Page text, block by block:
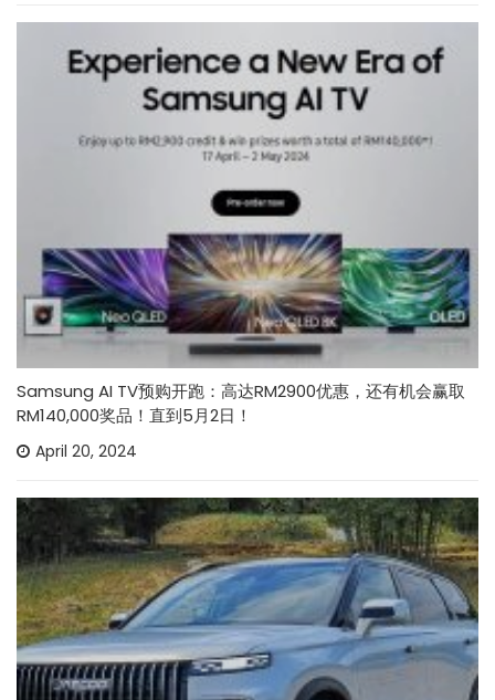
Samsung AI TV预购开跑：高达RM2900优惠，还有机会赢取
RM140,000奖品！直到5月2日！
April 20, 2024